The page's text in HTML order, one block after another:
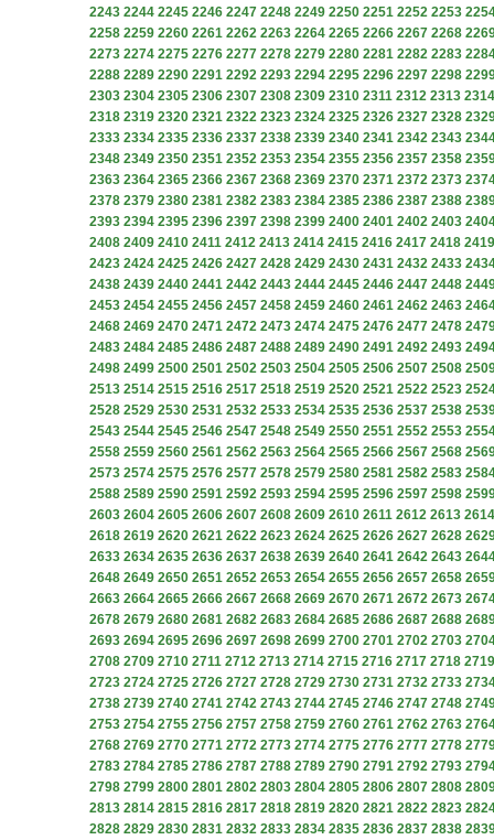
2243 2244 2245 2246 2247 2248 2249 2250 2251 2252 2253
2258 2259 2260 2261 2262 2263 2264 2265 2266 2267 2268
2273 2274 2275 2276 2277 2278 2279 2280 2281 2282 2283
2288 2289 2290 2291 2292 2293 2294 2295 2296 2297 2298
2303 2304 2305 2306 2307 2308 2309 2310 2311 2312 2313 2314
2318 2319 2320 2321 2322 2323 2324 2325 2326 2327 2328
2333 2334 2335 2336 2337 2338 2339 2340 2341 2342 2343
2348 2349 2350 2351 2352 2353 2354 2355 2356 2357 2358
2363 2364 2365 2366 2367 2368 2369 2370 2371 2372 2373
2378 2379 2380 2381 2382 2383 2384 2385 2386 2387 2388
2393 2394 2395 2396 2397 2398 2399 2400 2401 2402 2403
2408 2409 2410 2411 2412 2413 2414 2415 2416 2417 2418 2419
2423 2424 2425 2426 2427 2428 2429 2430 2431 2432 2433
2438 2439 2440 2441 2442 2443 2444 2445 2446 2447 2448
2453 2454 2455 2456 2457 2458 2459 2460 2461 2462 2463
2468 2469 2470 2471 2472 2473 2474 2475 2476 2477 2478
2483 2484 2485 2486 2487 2488 2489 2490 2491 2492 2493
2498 2499 2500 2501 2502 2503 2504 2505 2506 2507 2508
2513 2514 2515 2516 2517 2518 2519 2520 2521 2522 2523
2528 2529 2530 2531 2532 2533 2534 2535 2536 2537 2538
2543 2544 2545 2546 2547 2548 2549 2550 2551 2552 2553
2558 2559 2560 2561 2562 2563 2564 2565 2566 2567 2568
2573 2574 2575 2576 2577 2578 2579 2580 2581 2582 2583
2588 2589 2590 2591 2592 2593 2594 2595 2596 2597 2598
2603 2604 2605 2606 2607 2608 2609 2610 2611 2612 2613 2614
2618 2619 2620 2621 2622 2623 2624 2625 2626 2627 2628
2633 2634 2635 2636 2637 2638 2639 2640 2641 2642 2643
2648 2649 2650 2651 2652 2653 2654 2655 2656 2657 2658
2663 2664 2665 2666 2667 2668 2669 2670 2671 2672 2673
2678 2679 2680 2681 2682 2683 2684 2685 2686 2687 2688
2693 2694 2695 2696 2697 2698 2699 2700 2701 2702 2703
2708 2709 2710 2711 2712 2713 2714 2715 2716 2717 2718 2719
2723 2724 2725 2726 2727 2728 2729 2730 2731 2732 2733
2738 2739 2740 2741 2742 2743 2744 2745 2746 2747 2748
2753 2754 2755 2756 2757 2758 2759 2760 2761 2762 2763
2768 2769 2770 2771 2772 2773 2774 2775 2776 2777 2778
2783 2784 2785 2786 2787 2788 2789 2790 2791 2792 2793
2798 2799 2800 2801 2802 2803 2804 2805 2806 2807 2808
2813 2814 2815 2816 2817 2818 2819 2820 2821 2822 2823
2828 2829 2830 2831 2832 2833 2834 2835 2836 2837 2838